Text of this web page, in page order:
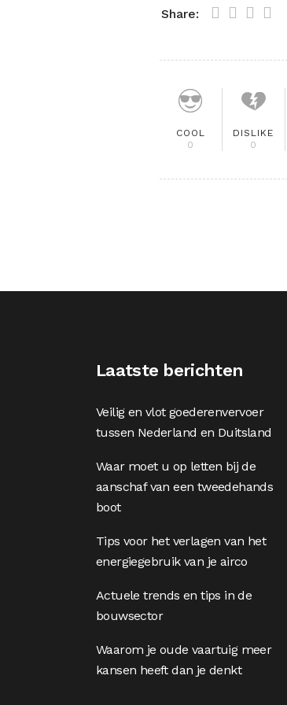
Share:
COOL
0
DISLIKE
0
Laatste berichten
Veilig en vlot goederenvervoer
tussen Nederland en Duitsland
Waar moet u op letten bij de
aanschaf van een tweedehands
boot
Tips voor het verlagen van het
energiegebruik van je airco
Actuele trends en tips in de
bouwsector
Waarom je oude vaartuig meer
kansen heeft dan je denkt